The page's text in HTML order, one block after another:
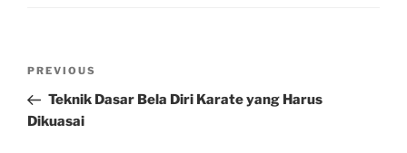
Previous
Post
PREVIOUS
Teknik Dasar Bela Diri Karate yang Harus
Dikuasai